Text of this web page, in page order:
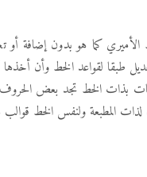
كما هو بدون إضافة أو
طبقا لقواعد الخط وأن
بذات الخط تجد بعض
المطبعة ولنفس الخط